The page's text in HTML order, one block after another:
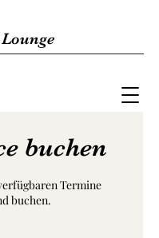
buchen
Termine
buchen.